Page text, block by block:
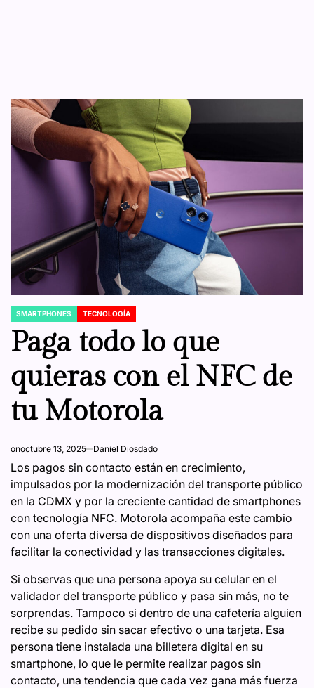
POSTED
IN
SMARTPHONES TECNOLOGÍA
Paga todo lo que
quieras con el NFC de
tu Motorola
onoctubre 13, 2025 Daniel Diosdado
Los pagos sin contacto están en crecimiento,
impulsados por la modernización del transporte público
en la CDMX y por la creciente cantidad de smartphones
con tecnología NFC. Motorola acompaña este cambio
con una oferta diversa de dispositivos diseñados para
facilitar la conectividad y las transacciones digitales.
Si observas que una persona apoya su celular en el
validador del transporte público y pasa sin más, no te
sorprendas. Tampoco si dentro de una cafetería alguien
recibe su pedido sin sacar efectivo o una tarjeta. Esa
persona tiene instalada una billetera digital en su
smartphone, lo que le permite realizar pagos sin
contacto, una tendencia que cada vez gana más fuerza